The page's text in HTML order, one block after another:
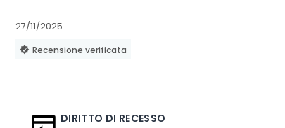
27/11/2025
Recensione verificata
DIRITTO DI RECESSO